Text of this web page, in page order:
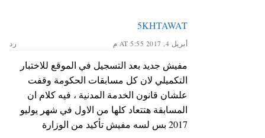
5KHTAWAT
أبريل 4, 2017 AT 5:55 م رد
مفيش جديد بعد التسجيل في الموقع للاختبار
التكميلي لان كل مسابقات الحكومة وقفت
علشان قانون الخدمة المدنية ، فيه كلام ان
المسابقة هتتعاد كلها من الاول في شهر يوليو
2017 بس لسه مفيش تأكيد من الوزارة